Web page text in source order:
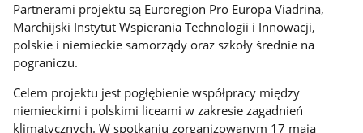
Partnerami projektu są Euroregion Pro Europa Viadrina,
Marchijski Instytut Wspierania Technologii i Innowacji,
polskie i niemieckie samorządy oraz szkoły średnie na
pograniczu.
Celem projektu jest pogłębienie współpracy między
niemieckimi i polskimi liceami w zakresie zagadnień
klimatycznych. W spotkaniu zorganizowanym 17 maja